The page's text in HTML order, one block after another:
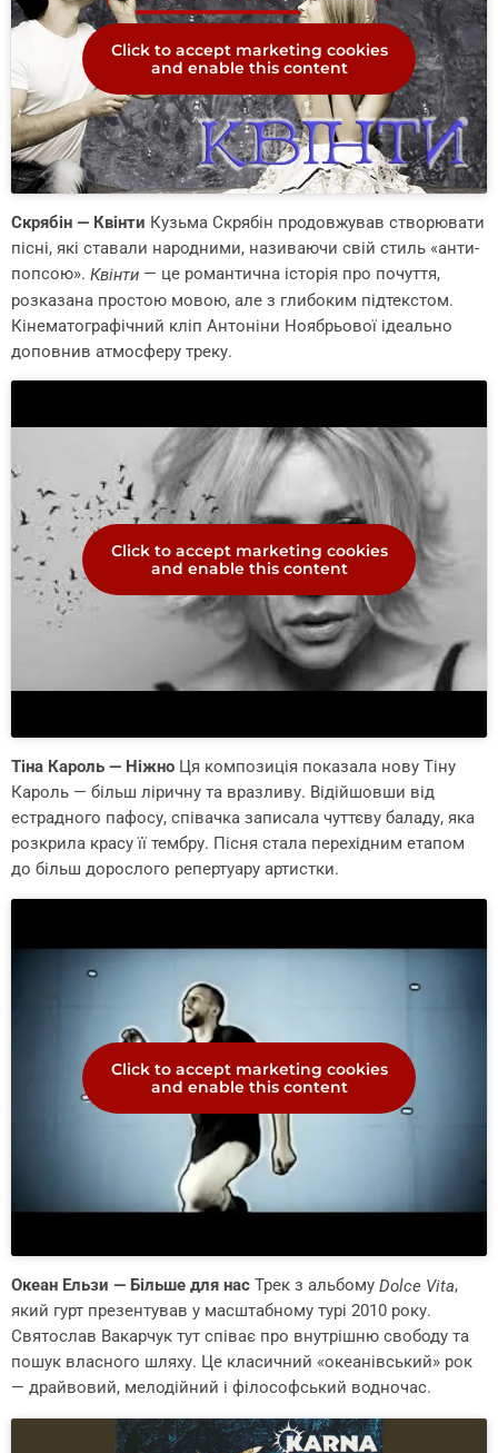
Click to accept marketing cookies
and enable this content
Скрябін — Квінти Кузьма Скрябін продовжував створювати
пісні, які ставали народними, називаючи свій стиль «анти-
попсою». Квінти — це романтична історія про почуття,
розказана простою мовою, але з глибоким підтекстом.
Кінематографічний кліп Антоніни Ноябрьової ідеально
доповнив атмосферу треку.
Click to accept marketing cookies
and enable this content
Тіна Кароль — Ніжно Ця композиція показала нову Тіну
Кароль — більш ліричну та вразливу. Відійшовши від
естрадного пафосу, співачка записала чуттєву баладу, яка
розкрила красу її тембру. Пісня стала перехідним етапом
до більш дорослого репертуару артистки.
Click to accept marketing cookies
and enable this content
Океан Ельзи — Більше для нас Трек з альбому Dolce Vita,
який гурт презентував у масштабному турі 2010 року.
Святослав Вакарчук тут співає про внутрішню свободу та
пошук власного шляху. Це класичний «океанівський» рок
— драйвовий, мелодійний і філософський водночас.